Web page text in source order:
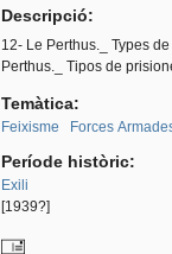
Descripció:
12- Le Perthus._ Types
Perthus._ Tipos de
Temàtica:
Feixisme Forces
Període històric:
Exili
[1939?]